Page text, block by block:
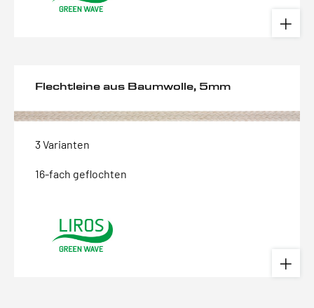
Flechtleine aus Baumwolle, 5mm
3 Varianten
16-fach geflochten